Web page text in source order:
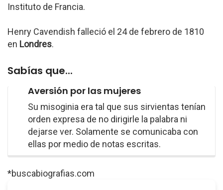
Instituto de Francia.
Henry Cavendish falleció el 24 de febrero de 1810
en Londres.
Sabías que...
Aversión por las mujeres
Su misoginia era tal que sus sirvientas tenían
orden expresa de no dirigirle la palabra ni
dejarse ver. Solamente se comunicaba con
ellas por medio de notas escritas.
*buscabiografias.com